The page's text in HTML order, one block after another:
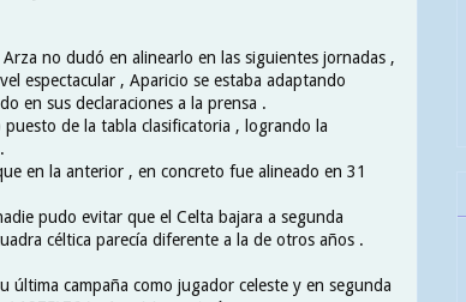
no dudó en alinearlo en las siguientes jornadas ,
espectacular , Aparicio se estaba adaptando
en sus declaraciones a la prensa .
de la tabla clasificatoria , logrando la
en la anterior , en concreto fue alineado en 31
pudo evitar que el Celta bajara a segunda
céltica parecía diferente a la de otros años .
última campaña como jugador celeste y en segunda